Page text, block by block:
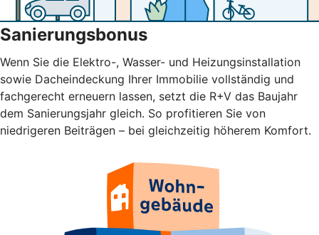
Sanierungsbonus
Wenn Sie die Elektro-, Wasser- und Heizungsinstallation
sowie Dacheindeckung Ihrer Immobilie vollständig und
fachgerecht erneuern lassen, setzt die R+V das Baujahr
dem Sanierungsjahr gleich. So profitieren Sie von
niedrigeren Beiträgen – bei gleichzeitig höherem Komfort.